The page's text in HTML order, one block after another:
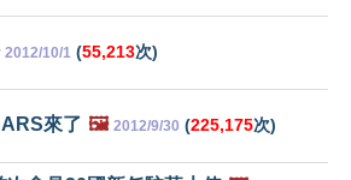
2012/10/1 (55,213次)
來了 🖼️ 2012/9/30 (225,175次)